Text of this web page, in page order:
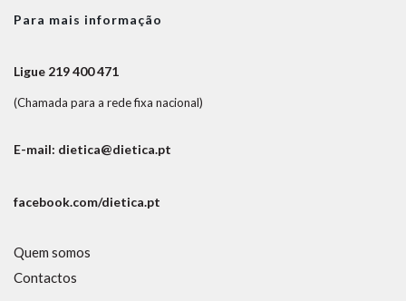
Para mais informação
Ligue 219 400 471
(Chamada para a rede fixa nacional)
E-mail: dietica@dietica.pt
facebook.com/dietica.pt
Quem somos
Contactos